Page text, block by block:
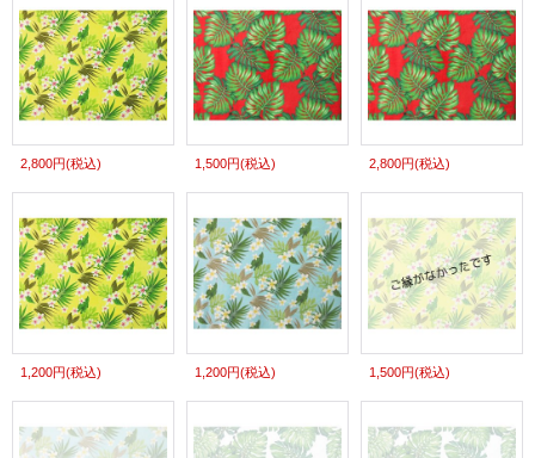
2,800円(税込) 1,500円(税込) 2,800円(税込)
1,200円(税込) 1,200円(税込) 1,500円(税込)